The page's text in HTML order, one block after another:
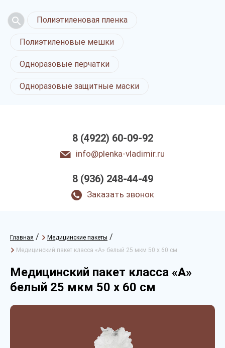
Полиэтиленовая пленка
Полиэтиленовые мешки
Одноразовые перчатки
Одноразовые защитные маски
8 (4922) 60-09-92
info@plenka-vladimir.ru
8 (936) 248-44-49
Заказать звонок
Главная / Медицинские пакеты /
Медицинский пакет класса «А» белый 25 мкм 50 х 60 см
Медицинский пакет класса «А»
белый 25 мкм 50 х 60 см